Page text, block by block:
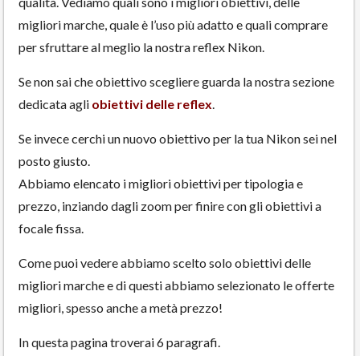
migliori marche, quale è l’uso più adatto e quali comprare
per sfruttare al meglio la nostra reflex Nikon.
Se non sai che obiettivo scegliere guarda la nostra sezione
dedicata agli obiettivi delle reflex.
Se invece cerchi un nuovo obiettivo per la tua Nikon sei nel
posto giusto.
Abbiamo elencato i migliori obiettivi per tipologia e
prezzo, inziando dagli zoom per finire con gli obiettivi a
focale fissa.
Come puoi vedere abbiamo scelto solo obiettivi delle
migliori marche e di questi abbiamo selezionato le offerte
migliori, spesso anche a metà prezzo!
In questa pagina troverai 6 paragrafi.